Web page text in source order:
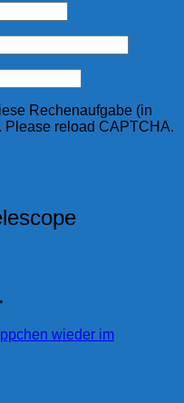
Rechenaufgabe (in
Please reload CAPTCHA.